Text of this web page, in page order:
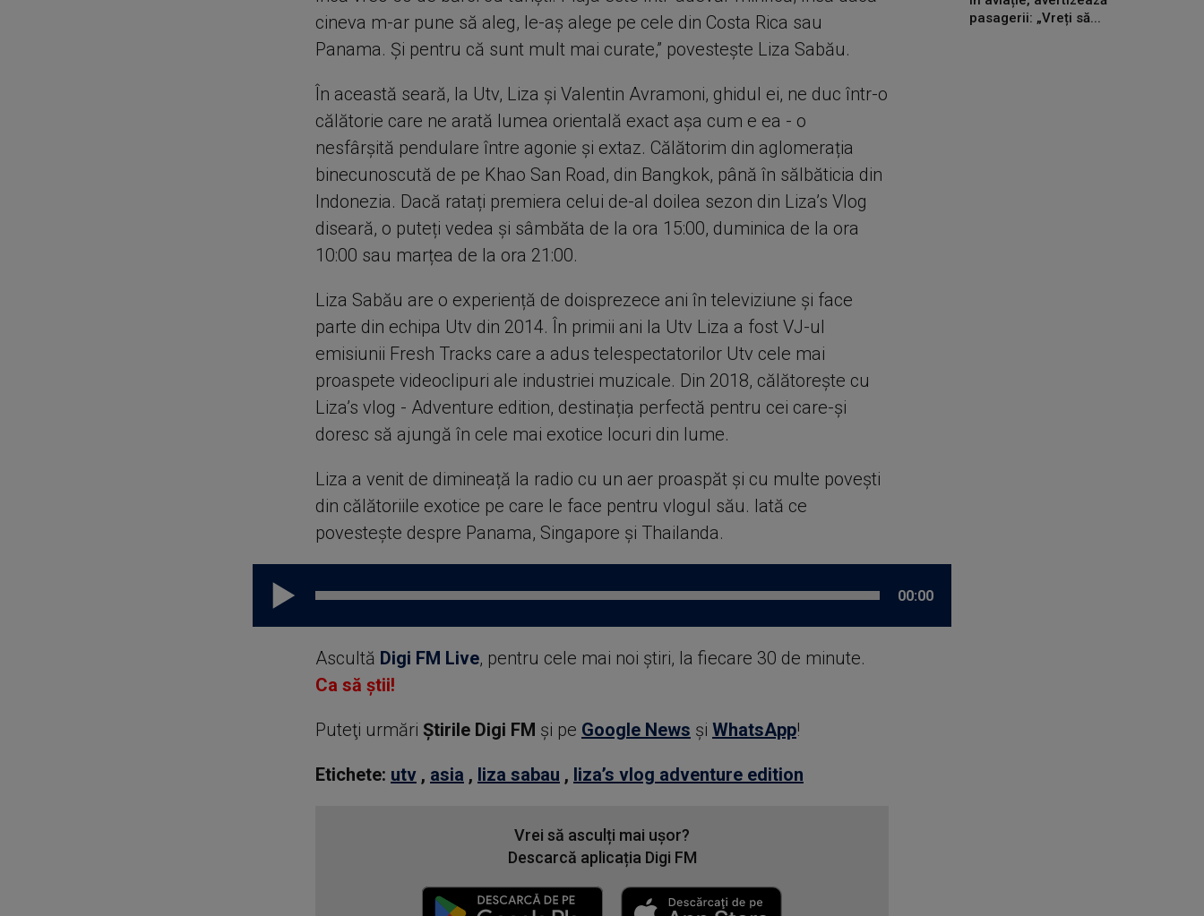
cineva m-ar pune să aleg, le-aș alege pe cele din Costa Rica sau
Panama. Și pentru că sunt mult mai curate,” povestește Liza Sabău.
În această seară, la Utv, Liza și Valentin Avramoni, ghidul ei, ne duc într-o
călătorie care ne arată lumea orientală exact așa cum e ea - o
nesfârșită pendulare între agonie și extaz. Călătorim din aglomerația
binecunoscută de pe Khao San Road, din Bangkok, până în sălbăticia din
Indonezia. Dacă ratați premiera celui de-al doilea sezon din Liza’s Vlog
diseară, o puteți vedea și sâmbăta de la ora 15:00, duminica de la ora
10:00 sau marțea de la ora 21:00.
Liza Sabău are o experiență de doisprezece ani în televiziune și face
parte din echipa Utv din 2014. În primii ani la Utv Liza a fost VJ-ul
emisiunii Fresh Tracks care a adus telespectatorilor Utv cele mai
proaspete videoclipuri ale industriei muzicale. Din 2018, călătorește cu
Liza’s vlog - Adventure edition, destinația perfectă pentru cei care-și
doresc să ajungă în cele mai exotice locuri din lume.
Liza a venit de dimineață la radio cu un aer proaspăt și cu multe povești
din călătoriile exotice pe care le face pentru vlogul său. Iată ce
povestește despre Panama, Singapore și Thailanda.
00:00
Ascultă Digi FM Live, pentru cele mai noi știri, la fiecare 30 de minute.
Ca să știi!
Puteţi urmări Știrile Digi FM şi pe Google News şi WhatsApp!
Etichete: utv, asia , liza sabau , liza’s vlog adventure edition
Vrei să asculți mai ușor?
Descarcă aplicația Digi FM
pasagerii: „Vreți să...